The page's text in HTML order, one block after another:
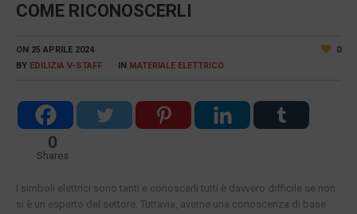
COME RICONOSCERLI
0
ON 25 APRILE 2024
BY EDILIZIA V-STAFF IN MATERIALE ELETTRICO
0
Shares
I simboli elettrici sono tanti e conoscerli tutti è davvero difficile se non
si è un esperto del settore. Tuttavia, averne una conoscenza di base